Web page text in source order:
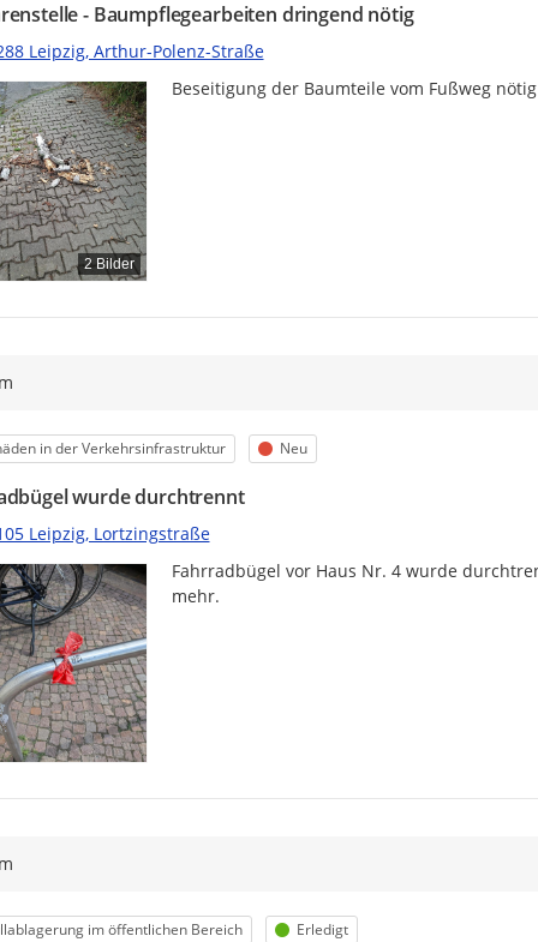
- Baumpflegearbeiten dringend nötig
Leipzig, Arthur-Polenz-Straße
2 Bilder
Beseitigung der Baumteile vom Fußweg
in der Verkehrsinfrastruktur Status
Neu
wurde durchtrennt
Leipzig, Lortzingstraße
Fahrradbügel vor Haus Nr. 4 wurde
mehr.
im öffentlichen Bereich Status
Erledigt